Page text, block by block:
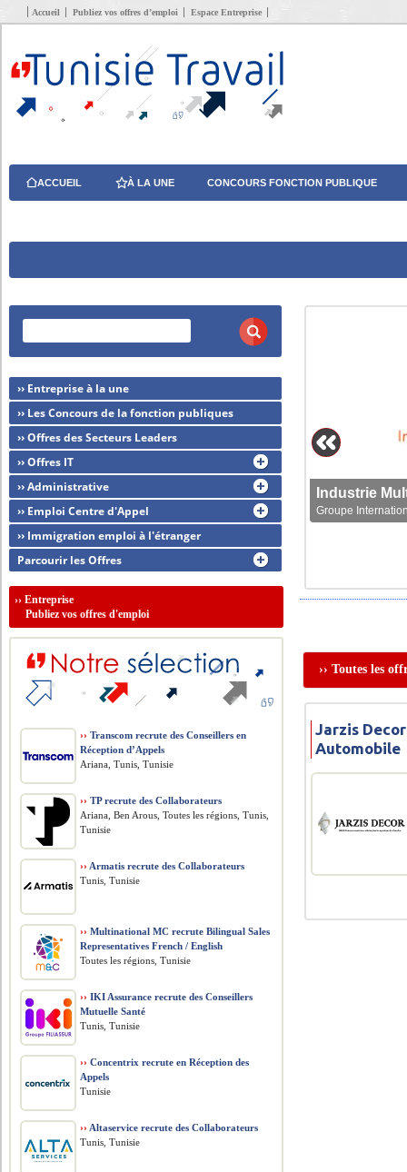
Accueil Publiez vos offres d’emploi Espace Entreprise
ACCUEIL À LA UNE CONCOURS FONCTION PUBLIQUE
Groupe
›› Toutes les
Jarzis
Automobile
›› Entreprise à la une
›› Les Concours de la fonction publiques
›› Offres des Secteurs Leaders
›› Offres IT
›› Administrative
›› Emploi Centre d'Appel
›› Immigration emploi à l'étranger
Parcourir les Offres
››Entreprise
Publiez vos offres d'emploi
›› Transcom recrute des Conseillers en
Réception d’Appels
Ariana, Tunis, Tunisie
›› TP recrute des Collaborateurs
Ariana, Ben Arous, Toutes les régions, Tunis,
Tunisie
›› Armatis recrute des Collaborateurs
Tunis, Tunisie
›› Multinational MC recrute Bilingual Sales
Representatives French / English
Toutes les régions, Tunisie
›› IKI Assurance recrute des Conseillers
Mutuelle Santé
Tunis, Tunisie
›› Concentrix recrute en Réception des
Appels
Tunisie
›› Altaservice recrute des Collaborateurs
Tunis, Tunisie